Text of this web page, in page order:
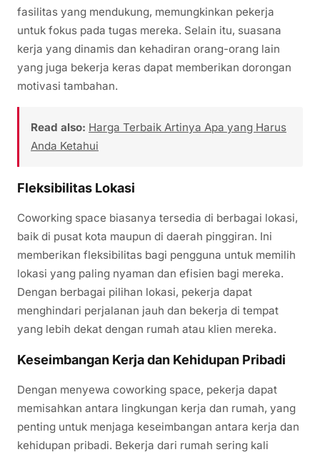
fasilitas yang mendukung, memungkinkan pekerja
untuk fokus pada tugas mereka. Selain itu, suasana
kerja yang dinamis dan kehadiran orang-orang lain
yang juga bekerja keras dapat memberikan dorongan
motivasi tambahan.
Read also: Harga Terbaik Artinya Apa yang Harus
Anda Ketahui
Fleksibilitas Lokasi
Coworking space biasanya tersedia di berbagai lokasi,
baik di pusat kota maupun di daerah pinggiran. Ini
memberikan fleksibilitas bagi pengguna untuk memilih
lokasi yang paling nyaman dan efisien bagi mereka.
Dengan berbagai pilihan lokasi, pekerja dapat
menghindari perjalanan jauh dan bekerja di tempat
yang lebih dekat dengan rumah atau klien mereka.
Keseimbangan Kerja dan Kehidupan Pribadi
Dengan menyewa coworking space, pekerja dapat
memisahkan antara lingkungan kerja dan rumah, yang
penting untuk menjaga keseimbangan antara kerja dan
kehidupan pribadi. Bekerja dari rumah sering kali